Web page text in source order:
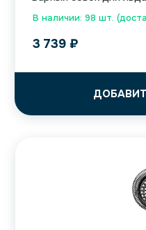
В наличии: 98 шт.
3 739 ₽